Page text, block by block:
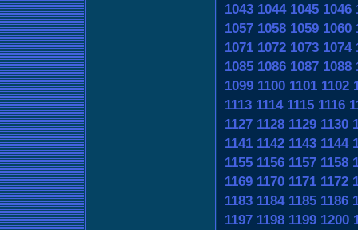
1043 1044 1045 1046
1057 1058 1059 1060
1071 1072 1073 1074
1085 1086 1087 1088
1099 1100 1101 1102
1113 1114 1115 1116
1127 1128 1129 1130
1141 1142 1143 1144
1155 1156 1157 1158
1169 1170 1171 1172
1183 1184 1185 1186
1197 1198 1199 1200